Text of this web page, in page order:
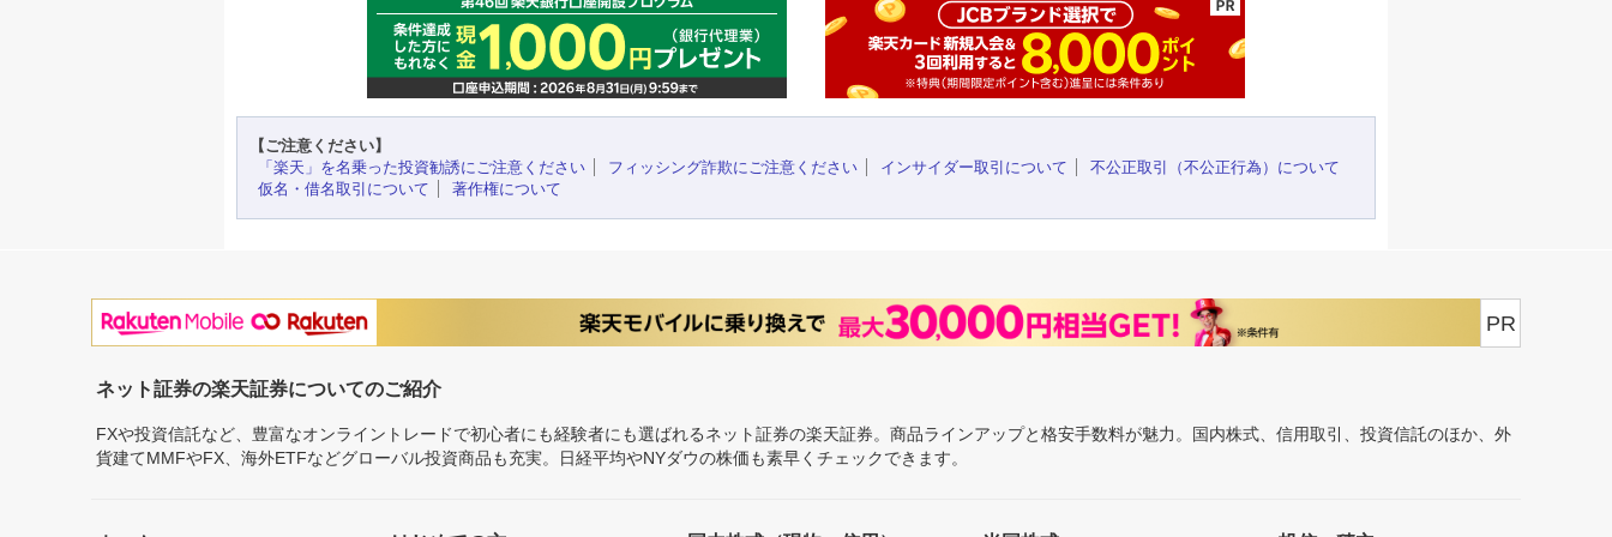
【ご注意ください】
「楽天」を名乗った投資勧誘にご注意ください
フィッシング詐欺にご注意ください インサイダー取引について
不公正取引（不公正行為）について
仮名・借名取引について
著作権について
PR
ネット証券の楽天証券についてのご紹介
FXや投資信託など、豊富なオンライントレードで初心者にも経験者にも選ばれるネット証券の楽天証券。商品ラインアップと格安手数料が魅力。国内株式、信用取引、投資信託のほか、外
貨建てMMFやFX、海外ETFなどグローバル投資商品も充実。日経平均やNYダウの株価も素早くチェックできます。